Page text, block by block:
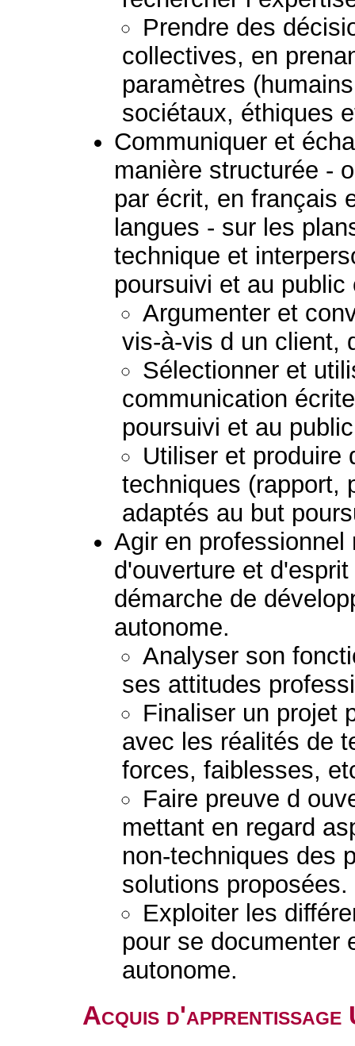
Prendre des
collectives, en
paramètres
sociétaux, éthiques
Communiquer et
manière structurée -
par écrit, en français
langues - sur les
technique et
poursuivi et au public
Argumenter et
vis-à-vis d un client,
Sélectionner et
communication
poursuivi et au
Utiliser et produire
techniques (rapport,
adaptés au but
Agir en
d'ouverture et
démarche de
autonome.
Analyser son
ses attitudes
Finaliser un projet
avec les réalités de
forces, faiblesses,
Faire preuve d
mettant en regard
non-techniques des
solutions proposées.
Exploiter les
pour se documenter
autonome.
Acquis d'apprentissage